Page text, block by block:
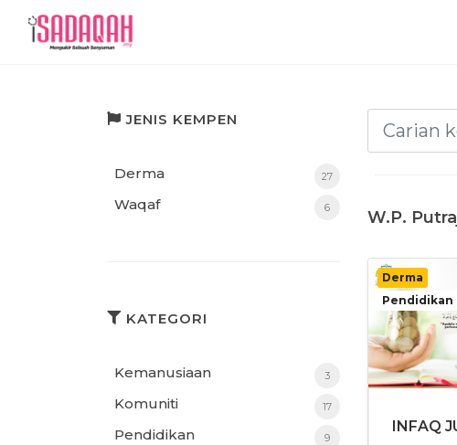
JENIS KEMPEN
Derma 27
Waqaf 6
KATEGORI
Kemanusiaan 3
Komuniti 17
Pendidikan 9
W.P.
Derma
Pendidikan
INFAQ